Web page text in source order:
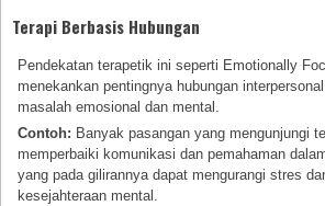
Terapi Berbasis Hubungan
Pendekatan terapetik ini seperti Emotionally
menekankan pentingnya hubungan
masalah emosional dan mental.
Contoh: Banyak pasangan yang mengunjungi
memperbaiki komunikasi dan pemahaman
yang pada gilirannya dapat mengurangi stres
kesejahteraan mental.